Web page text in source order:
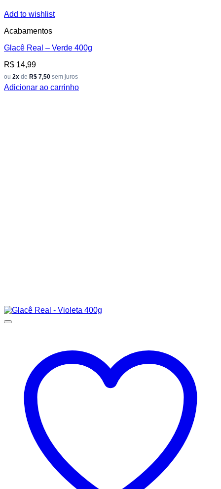
Add to wishlist
Acabamentos
Glacê Real – Verde 400g
R$ 14,99
ou 2x de R$ 7,50 sem juros
Adicionar ao carrinho